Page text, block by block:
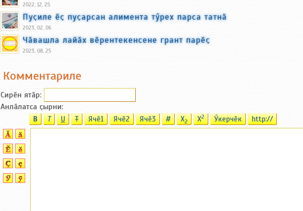
2022, 12, 25
Пуҫиле ӗҫ пуҫарсан алимента тӳрех парса татнӑ
2023, 02, 06
Чӑвашла лайӑх вӗрентекенсене грант парӗҫ
2023, 08, 25
Комментариле
Сирӗн ятӑp:
Анлӑлатса ҫырни:
B T U T Ячӗ1 Ячӗ2 Ячӗ3 # X2 X2 Ӳкерчӗк http://